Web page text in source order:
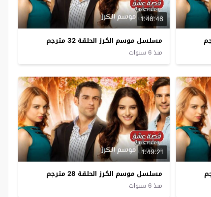
1:48:46
مسلسل موسم الكرز الحلقة 32 مترجم
منذ 6 سنوات
1:49:21
مسلسل موسم الكرز الحلقة 28 مترجم
منذ 6 سنوات